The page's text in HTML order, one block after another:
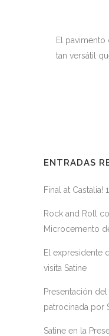
El pavimento
tan versátil
ENTRADAS
Final at Castalia!
Rock and Roll
Microcemento
El expresidente
visita Satine
Presentación
patrocinada por
Satine en la